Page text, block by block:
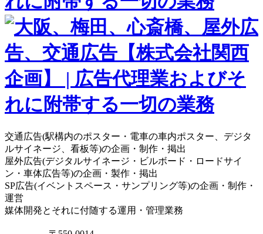
交通広告(駅構内のポスター・電車の車内ポスター、デジタ
ルサイネージ、看板等)の企画・制作・掲出
屋外広告(デジタルサイネージ・ビルボード・ロードサイ
ン・車体広告等)の企画・製作・掲出
SP広告(イベントスペース・サンプリング等)の企画・制作・
運営
媒体開発とそれに付随する運用・管理業務